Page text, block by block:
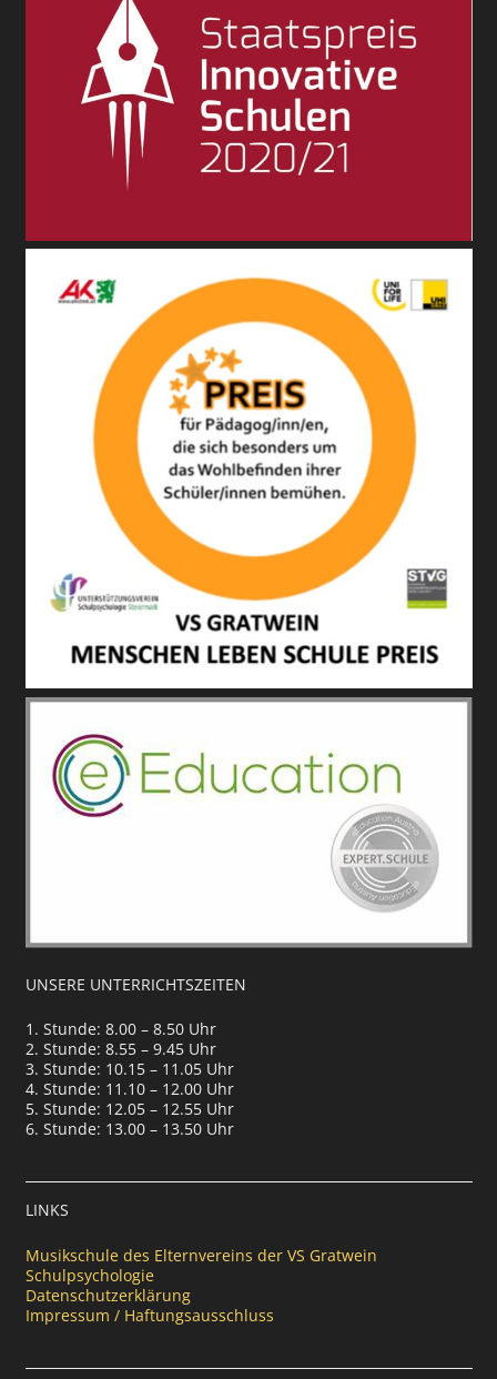
UNSERE UNTERRICHTSZEITEN
1. Stunde: 8.00 – 8.50 Uhr
2. Stunde: 8.55 – 9.45 Uhr
3. Stunde: 10.15 – 11.05 Uhr
4. Stunde: 11.10 – 12.00 Uhr
5. Stunde: 12.05 – 12.55 Uhr
6. Stunde: 13.00 – 13.50 Uhr
LINKS
Musikschule des Elternvereins der VS Gratwein
Schulpsychologie
Datenschutzerklärung
Impressum / Haftungsausschluss